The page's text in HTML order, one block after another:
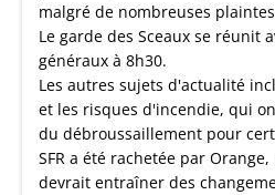
malgré de nombreuses
Le garde des Sceaux se réunit
généraux à 8h30.
Les autres sujets d'actualité
et les risques d'incendie, qui
du débroussaillement pour
SFR a été rachetée par
devrait entraîner des